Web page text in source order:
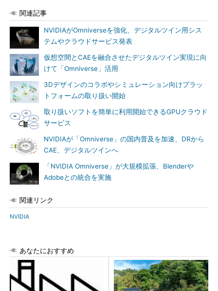
関連記事
NVIDIAがOmniverseを強化、デジタルツイン用シス
テムやクラウドサービス発表
仮想空間とCAEを融合させたデジタルツイン実現に向
けて「Omniverse」活用
3Dデザインのコラボやシミュレーション向けプラッ
トフォームの取り扱い開始
取り扱いソフトを簡単に利用開始できるGPUクラウド
サービス
NVIDIAが「Omniverse」の国内普及を加速、DRから
CAE、デジタルツインへ
「NVIDIA Omniverse」が大規模拡張、Blenderや
Adobeとの統合を実施
関連リンク
NVIDIA
あなたにおすすめ